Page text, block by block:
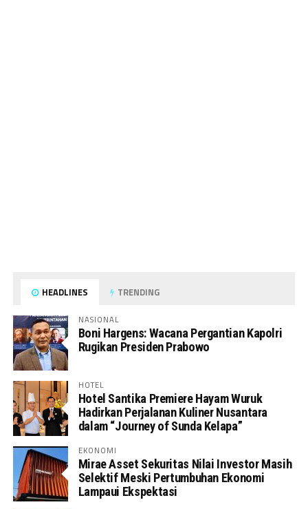
HEADLINES TRENDING
NASIONAL
Boni Hargens: Wacana Pergantian Kapolri
Rugikan Presiden Prabowo
HOTEL
Hotel Santika Premiere Hayam Wuruk
Hadirkan Perjalanan Kuliner Nusantara
dalam “Journey of Sunda Kelapa”
EKONOMI
Mirae Asset Sekuritas Nilai Investor Masih
Selektif Meski Pertumbuhan Ekonomi
Lampaui Ekspektasi